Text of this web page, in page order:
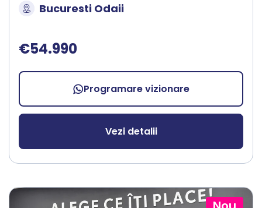
Bucuresti Odaii
€54.990
Programare vizionare
Vezi detalii